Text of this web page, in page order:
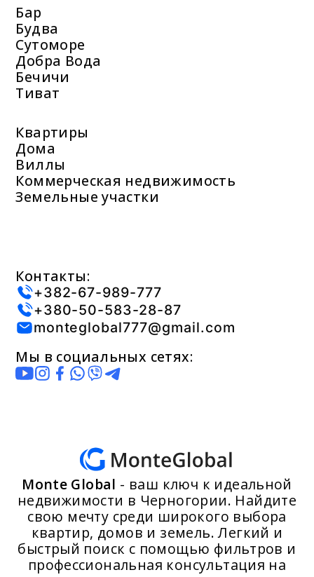
Бар
Будва
Сутоморе
Добра Вода
Бечичи
Тиват
Квартиры
Дома
Виллы
Коммерческая недвижимость
Земельные участки
Контакты:
+382-67-989-777
+380-50-583-28-87
monteglobal777@gmail.com
Мы в социальных сетях:
Monte Global - ваш ключ к идеальной
недвижимости в Черногории. Найдите
свою мечту среди широкого выбора
квартир, домов и земель. Легкий и
быстрый поиск с помощью фильтров и
профессиональная консультация на